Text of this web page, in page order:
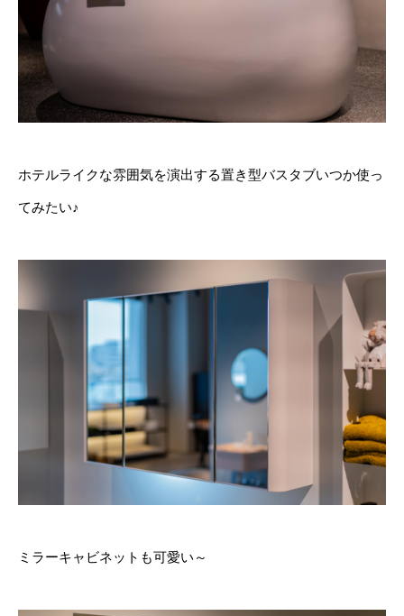
ホテルライクな雰囲気を演出する置き型バスタブいつか使っ
てみたい♪
ミラーキャビネットも可愛い～